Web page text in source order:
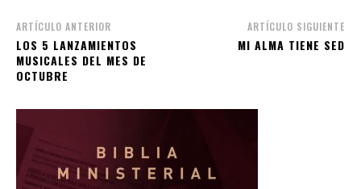
ARTÍCULO ANTERIOR
LOS 5 LANZAMIENTOS
MUSICALES DEL MES DE
OCTUBRE
ARTÍCULO SIGUIENTE
MI ALMA TIENE SED